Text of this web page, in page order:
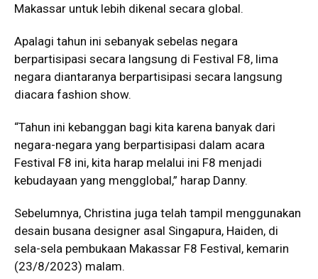
Makassar untuk lebih dikenal secara global.
Apalagi tahun ini sebanyak sebelas negara
berpartisipasi secara langsung di Festival F8, lima
negara diantaranya berpartisipasi secara langsung
diacara fashion show.
“Tahun ini kebanggan bagi kita karena banyak dari
negara-negara yang berpartisipasi dalam acara
Festival F8 ini, kita harap melalui ini F8 menjadi
kebudayaan yang mengglobal,” harap Danny.
Sebelumnya, Christina juga telah tampil menggunakan
desain busana designer asal Singapura, Haiden, di
sela-sela pembukaan Makassar F8 Festival, kemarin
(23/8/2023) malam.